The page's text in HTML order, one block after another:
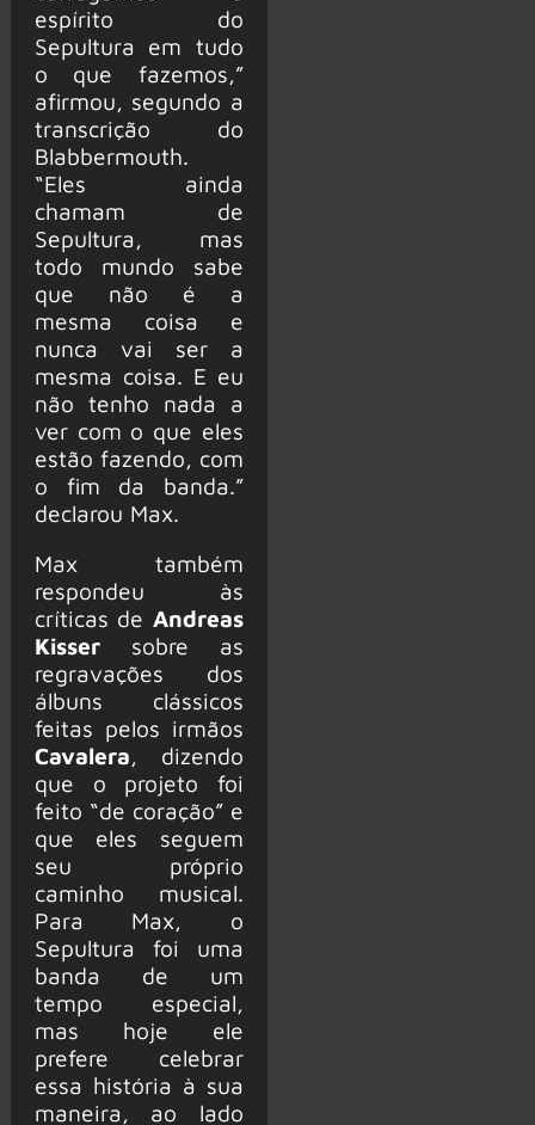
espírito do
Sepultura em tudo
o que fazemos,”
afirmou, segundo a
transcrição do
Blabbermouth.
“Eles ainda
chamam de
Sepultura, mas
todo mundo sabe
que não é a
mesma coisa e
nunca vai ser a
mesma coisa. E eu
não tenho nada a
ver com o que eles
estão fazendo, com
o fim da banda.”
declarou Max.
Max também
respondeu às
críticas de Andreas
Kissersobre as
regravações dos
álbuns clássicos
feitas pelos irmãos
Cavalera, dizendo
que o projeto foi
feito “de coração” e
que eles seguem
seu próprio
caminho musical.
Para Max, o
Sepultura foi uma
banda de um
tempo especial,
mas hoje ele
prefere celebrar
essa história à sua
maneira, ao lado